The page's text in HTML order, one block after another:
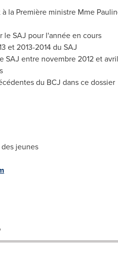
la Première ministre Mme
le SAJ pour l'année en cours
et 2013-2014 du SAJ
SAJ entre novembre2012 et
du BCJ dans ce dossier
jeunes